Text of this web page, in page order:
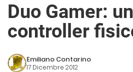
Duo Gamer: un
controller
Emiliano Contarino
17 Dicembre 2012